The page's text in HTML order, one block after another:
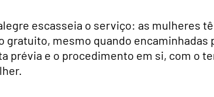
escasseia o serviço: as mulheres
gratuito, mesmo quando
prévia e o procedimento em si, com o